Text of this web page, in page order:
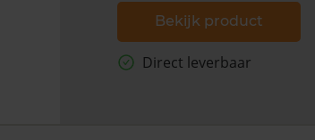
Bekijk product
Direct leverbaar